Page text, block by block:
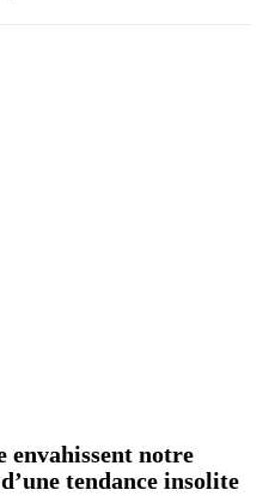
envahissent notre
tendance insolite